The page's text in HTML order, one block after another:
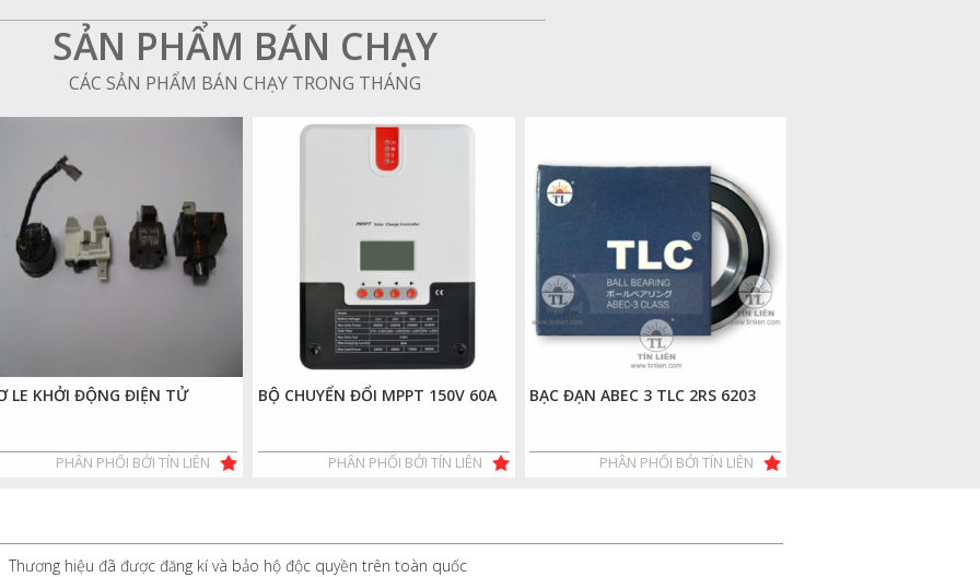
SẢN PHẨM BÁN CHẠY
CÁC SẢN PHẨM BÁN CHẠY TRONG THÁNG
LE KHỞI ĐỘNG ĐIỆN TỬ
PHÂN PHỐI BỞI TÍN LIÊN
BỘ CHUYỂN ĐỔI MPPT 150V 60A
PHÂN PHỐI BỞI TÍN LIÊN
BẠC ĐẠN ABEC 3 TLC 2RS 6203
PHÂN PHỐI BỞI TÍN LIÊN
Thương hiệu đã được đăng kí và bảo hộ độc quyền trên toàn quốc